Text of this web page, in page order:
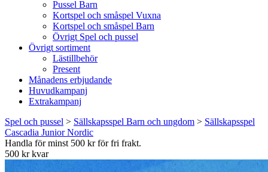
Pussel Barn
Kortspel och småspel Vuxna
Kortspel och småspel Barn
Övrigt Spel och pussel
Övrigt sortiment
Lästillbehör
Present
Månadens erbjudande
Huvudkampanj
Extrakampanj
Spel och pussel > Sällskapsspel Barn och ungdom > Sällskapsspel
Cascadia Junior Nordic
Handla för minst 500 kr för fri frakt.
500 kr kvar